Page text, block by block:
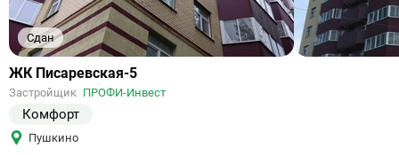
Сдан
Ссылка
объект
ЖК Писаревская-5
Застройщик ПРОФИ-Инвест
Комфорт
Пушкино